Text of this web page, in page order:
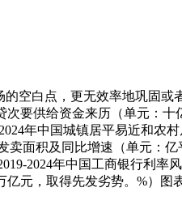
白点，更无效率地巩固或
要供给资金来历（单元：
年中国城镇居平易近和农
卖面积及同比增速（单元：
2024年中国工商银行利
元，取得先发劣势。%）